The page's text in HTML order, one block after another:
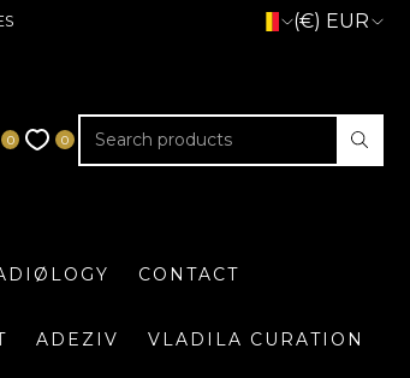
(€) EUR
CONTACT
ADEZIV VLADILA CURATION